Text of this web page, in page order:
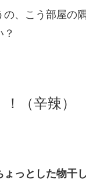
、こう部屋の
（辛辣）
ょっとした物干